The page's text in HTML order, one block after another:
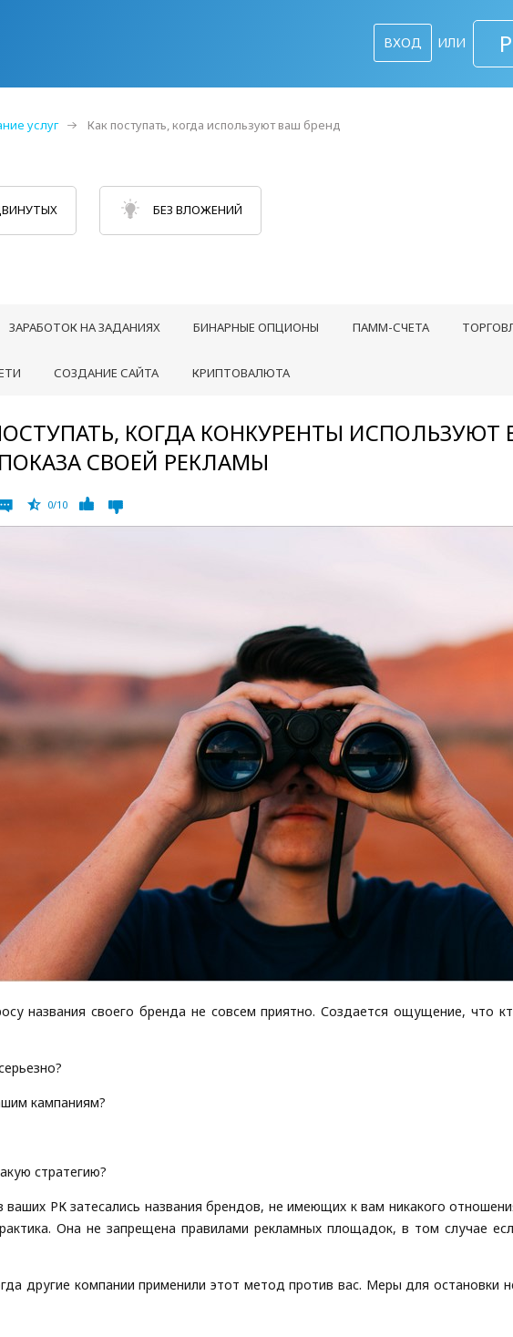
ВХОД ИЛИ
услуг Как поступать, когда используют ваш бренд
БЕЗ ВЛОЖЕНИЙ
ЗАРАБОТОК НА ЗАДАНИЯХ БИНАРНЫЕ ОПЦИОНЫ ПАММ-СЧЕТА
СОЗДАНИЕ САЙТА КРИПТОВАЛЮТА
КОГДА КОНКУРЕНТЫ ИСПОЛЬЗУЮТ
СВОЕЙ РЕКЛАМЫ
0/10
названия своего бренда не совсем приятно. Создается ощущение, что
кампаниям?
стратегию?
РК затесались названия брендов, не имеющих к вам никакого
Она не запрещена правилами рекламных площадок, в том случае
другие компании применили этот метод против вас. Меры для остановки